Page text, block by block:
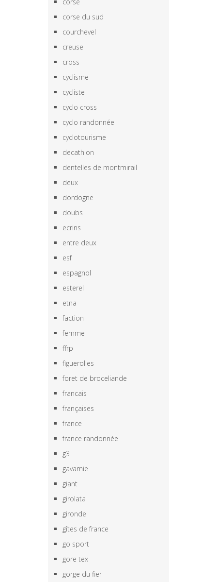
corse du sud
courchevel
creuse
cross
cyclisme
cycliste
cyclo cross
cyclo randonnée
cyclotourisme
decathlon
dentelles de montmirail
deux
dordogne
doubs
ecrins
entre deux
esf
espagnol
esterel
etna
faction
femme
ffrp
figuerolles
foret de broceliande
francais
françaises
france
france randonnée
g3
gavarnie
giant
girolata
gironde
gîtes de france
go sport
gore tex
gorge du fier